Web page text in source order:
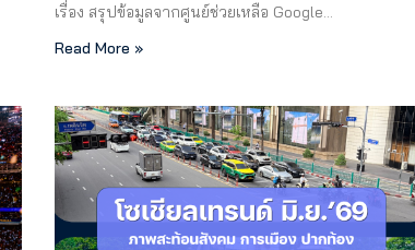
เรื่อง สรุปข้อมูลจากศูนย์ช่วยเหลือ Google…
Read More »